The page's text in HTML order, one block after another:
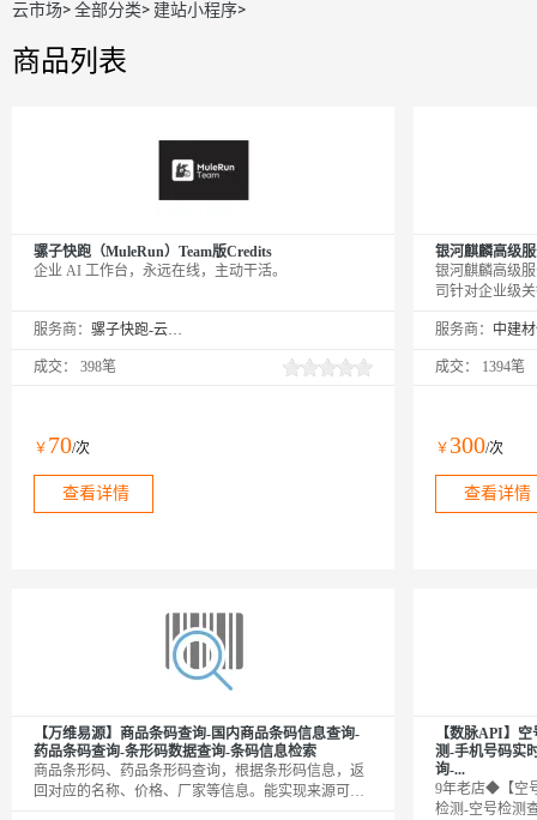
云市场>全部分类> 建站小程序>
商品列表
骡子快跑（MuleRun）Team版Credits
企业 AI 工作台，永远在线，主动干活。
服务商： 骡子快跑-云市场精选店
成交： 398笔
￥ 70/次
查看详情
银河麒麟高级
银河麒麟高级
司针对企业级
能、扩展性和
化、高性能、
服务商：
成交： 1394笔
￥ 300/次
查看详情
【万维易源】商品条码查询-国内商品条码信息查询-
药品条码查询-条形码数据查询-条码信息检索
商品条形码、药品条形码查询，根据条形码信息，返
回对应的名称、价格、厂家等信息。能实现来源可
【数脉API】
测-手机号码实
询-...
9年老店◆【空
检测-空号检测